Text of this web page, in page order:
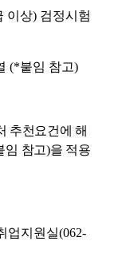
이상) 검정시험
(*붙임 참고)
추천요건에 해
임 참고)을 적용
업지원실(062-